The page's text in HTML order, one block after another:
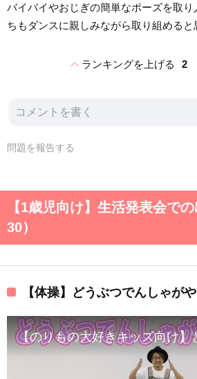
バイバイやおじぎの簡単なポーズを取り
ちもダンスに親しみながら取り組めると
expand_lessランキングを上げる 2
問題を報告する
【1歳児向け】生活発表会で
30）
【体操】どうぶつでんしゃが
【のりもの大好きキッズ向け